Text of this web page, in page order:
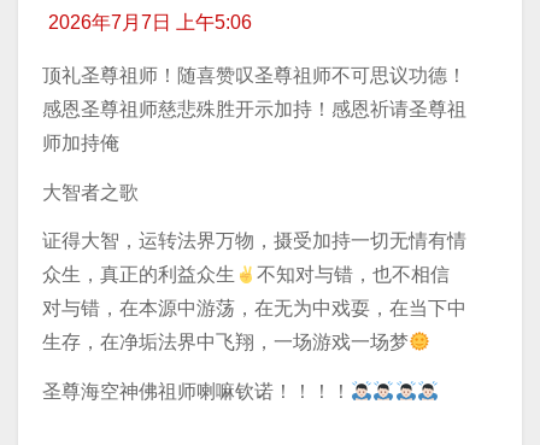
2026年7月7日 上午5:06
顶礼圣尊祖师！随喜赞叹圣尊祖师不可思议功德！
感恩圣尊祖师慈悲殊胜开示加持！感恩祈请圣尊祖
师加持俺
大智者之歌
证得大智，运转法界万物，摄受加持一切无情有情
众生，真正的利益众生
不知对与错，也不相信
对与错，在本源中游荡，在无为中戏耍，在当下中
生存，在净垢法界中飞翔，一场游戏一场梦
圣尊海空神佛祖师喇嘛钦诺！！！！